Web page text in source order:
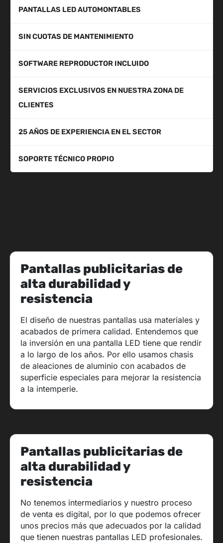
PANTALLAS LED AUTOMONTABLES
SIN CUOTAS DE MANTENIMIENTO
SOFTWARE REPRODUCTOR INCLUIDO
SERVICIOS EXCLUSIVOS EN NUESTRA ZONA DE
CLIENTES
25 AÑOS DE EXPERIENCIA EN EL SECTOR
SOPORTE TÉCNICO PROPIO
Pantallas publicitarias de
alta durabilidad y
resistencia
El diseño de nuestras pantallas usa materiales y
acabados de primera calidad. Entendemos que
la inversión en una pantalla LED tiene que rendir
a lo largo de los años. Por ello usamos chasis
de aleaciones de aluminio con acabados de
superficie especiales para mejorar la resistencia
a la intemperie.
Pantallas publicitarias de
alta durabilidad y
resistencia
No tenemos intermediarios y nuestro proceso
de venta es digital, por lo que podemos ofrecer
unos precios más que adecuados por la calidad
que tienen nuestras pantallas LED profesionales.